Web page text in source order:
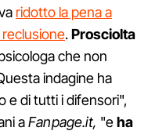
ridotto la pena a
.Prosciolta
che non
indagine ha
e di tutti i difensori",
aFanpage.it, "eha